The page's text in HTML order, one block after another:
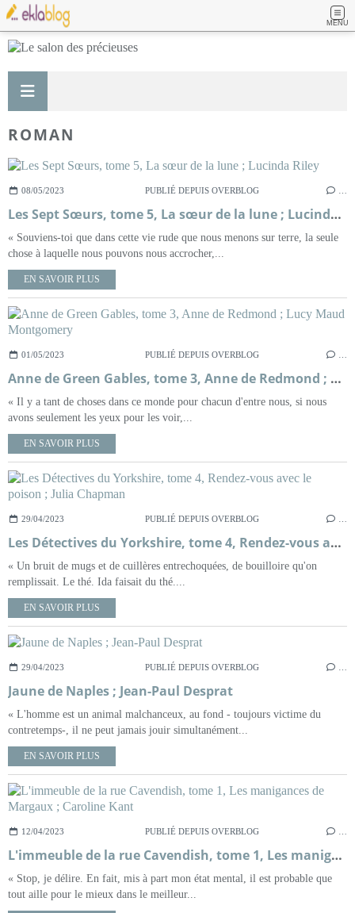
MENU
ROMAN
08/05/2023 PUBLIÉ DEPUIS OVERBLOG
Les Sept Sœurs, tome 5, La sœur de la lune ; Lucinda Riley
« Souviens-toi que dans cette vie rude que nous menons sur terre, la seule
chose à laquelle nous pouvons nous accrocher,...
EN SAVOIR PLUS
01/05/2023 PUBLIÉ DEPUIS OVERBLOG
Anne de Green Gables, tome 3, Anne de Redmond ; Lucy Maud Montgomery
« Il y a tant de choses dans ce monde pour chacun d'entre nous, si nous
avons seulement les yeux pour les voir,...
EN SAVOIR PLUS
29/04/2023 PUBLIÉ DEPUIS OVERBLOG
Les Détectives du Yorkshire, tome 4, Rendez-vous avec le poison ; Julia Chapman
« Un bruit de mugs et de cuillères entrechoquées, de bouilloire qu'on
remplissait. Le thé. Ida faisait du thé....
EN SAVOIR PLUS
29/04/2023 PUBLIÉ DEPUIS OVERBLOG
Jaune de Naples ; Jean-Paul Desprat
« L'homme est un animal malchanceux, au fond - toujours victime du
contretemps-, il ne peut jamais jouir simultanément...
EN SAVOIR PLUS
12/04/2023 PUBLIÉ DEPUIS OVERBLOG
L'immeuble de la rue Cavendish, tome 1, Les manigances de Margaux ; Caroline Kant
« Stop, je délire. En fait, mis à part mon état mental, il est probable que
tout aille pour le mieux dans le meilleur...